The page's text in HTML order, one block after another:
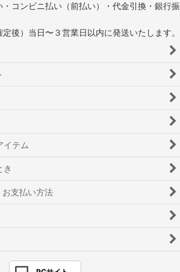
コンビニ払い（前払い）・代金引換・銀行振
後）当日〜３営業日以内に発送いたします。
イテム
き
支払い方法